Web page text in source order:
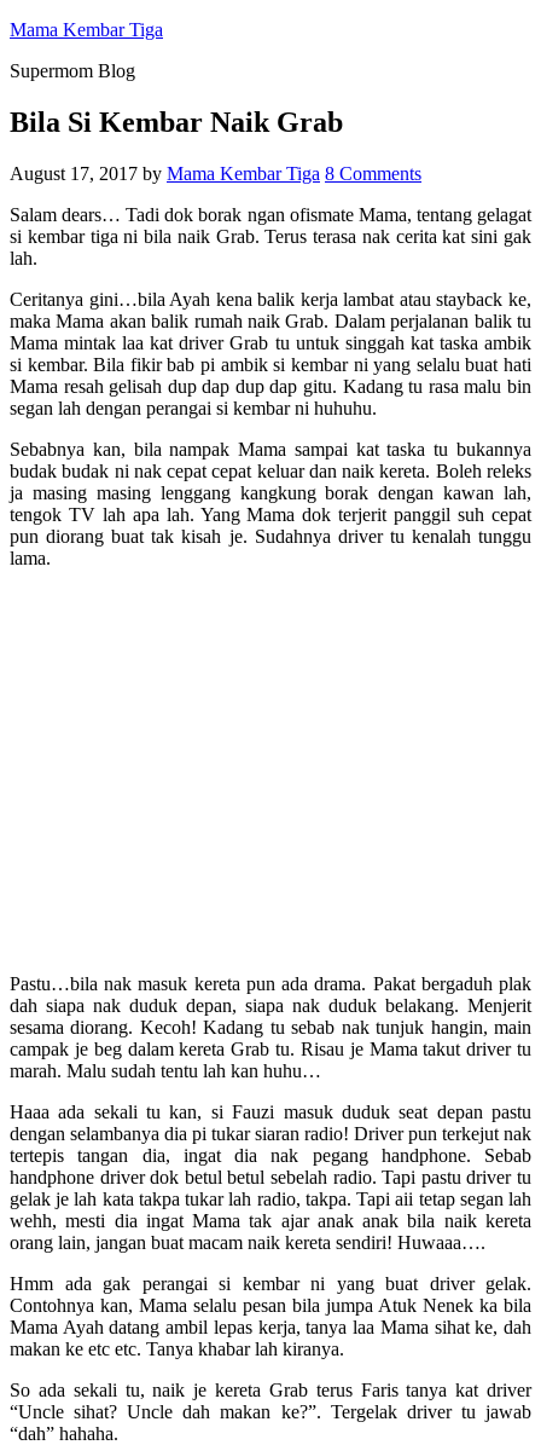
Mama Kembar Tiga
Supermom Blog
Bila Si Kembar Naik Grab
August 17, 2017 by Mama Kembar Tiga 8 Comments
Salam dears… Tadi dok borak ngan ofismate Mama, tentang gelagat
si kembar tiga ni bila naik Grab. Terus terasa nak cerita kat sini gak
lah.
Ceritanya gini…bila Ayah kena balik kerja lambat atau stayback ke,
maka Mama akan balik rumah naik Grab. Dalam perjalanan balik tu
Mama mintak laa kat driver Grab tu untuk singgah kat taska ambik
si kembar. Bila fikir bab pi ambik si kembar ni yang selalu buat hati
Mama resah gelisah dup dap dup dap gitu. Kadang tu rasa malu bin
segan lah dengan perangai si kembar ni huhuhu.
Sebabnya kan, bila nampak Mama sampai kat taska tu bukannya
budak budak ni nak cepat cepat keluar dan naik kereta. Boleh releks
ja masing masing lenggang kangkung borak dengan kawan lah,
tengok TV lah apa lah. Yang Mama dok terjerit panggil suh cepat
pun diorang buat tak kisah je. Sudahnya driver tu kenalah tunggu
lama.
Pastu…bila nak masuk kereta pun ada drama. Pakat bergaduh plak
dah siapa nak duduk depan, siapa nak duduk belakang. Menjerit
sesama diorang. Kecoh! Kadang tu sebab nak tunjuk hangin, main
campak je beg dalam kereta Grab tu. Risau je Mama takut driver tu
marah. Malu sudah tentu lah kan huhu…
Haaa ada sekali tu kan, si Fauzi masuk duduk seat depan pastu
dengan selambanya dia pi tukar siaran radio! Driver pun terkejut nak
tertepis tangan dia, ingat dia nak pegang handphone. Sebab
handphone driver dok betul betul sebelah radio. Tapi pastu driver tu
gelak je lah kata takpa tukar lah radio, takpa. Tapi aii tetap segan lah
wehh, mesti dia ingat Mama tak ajar anak anak bila naik kereta
orang lain, jangan buat macam naik kereta sendiri! Huwaaa….
Hmm ada gak perangai si kembar ni yang buat driver gelak.
Contohnya kan, Mama selalu pesan bila jumpa Atuk Nenek ka bila
Mama Ayah datang ambil lepas kerja, tanya laa Mama sihat ke, dah
makan ke etc etc. Tanya khabar lah kiranya.
So ada sekali tu, naik je kereta Grab terus Faris tanya kat driver
“Uncle sihat? Uncle dah makan ke?”. Tergelak driver tu jawab
“dah” hahaha.